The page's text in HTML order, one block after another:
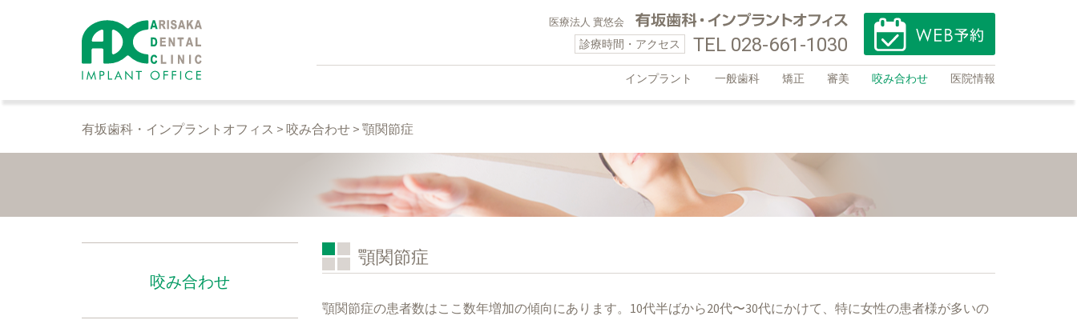
ツ
医療法人 實悠会
診療時間・アクセス TEL 028-661-1030
インプラント 一般歯科 矯正 審美 咬み合わせ 医院情報
有坂歯科・インプラントオフィス > 咬み合わせ > 顎関節症
顎関節症
顎関節症の患者数はここ数年増加の傾向にあります。10代半ばから20代〜30代にかけて、特に女性の患者様が多いの
咬み合わせ